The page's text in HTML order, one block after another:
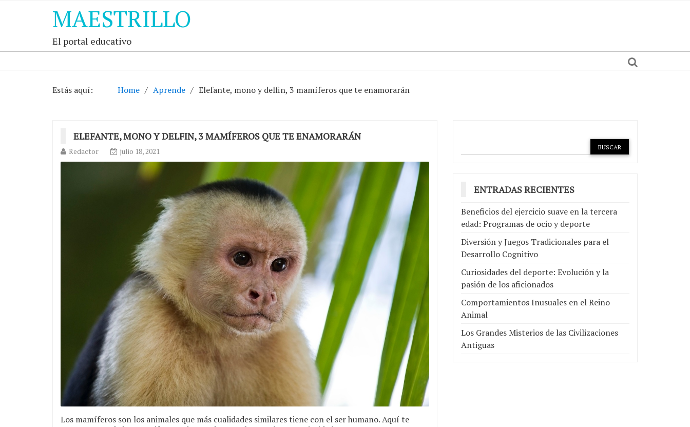
MAESTRILLO
El portal educativo
Estás aquí: Home Aprende Elefante, mono y delfin, 3 mamíferos que te enamorarán
ELEFANTE, MONO Y DELFIN, 3 MAMÍFEROS QUE TE ENAMORARÁN
Redactor julio 18, 2021
Los mamíferos son los animales que más cualidades similares tiene con el ser humano. Aquí te
ENTRADAS RECIENTES
Beneficios del ejercicio suave en la tercera
edad: Programas de ocio y deporte
Diversión y Juegos Tradicionales para el
Desarrollo Cognitivo
Curiosidades del deporte: Evolución y la
pasión de los aficionados
Comportamientos Inusuales en el Reino
Animal
Los Grandes Misterios de las Civilizaciones
Antiguas